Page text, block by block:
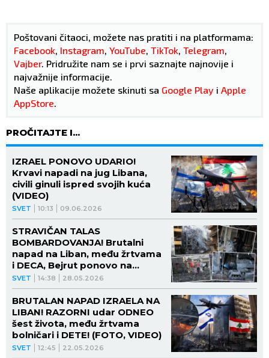
Poštovani čitaoci, možete nas pratiti i na platformama:
Facebook Instagram YouTube TikTok Telegram
Vajber. Pridružite nam se i prvi saznajte najnovije i
najvažnije informacije.
Naše aplikacije možete skinuti sa Google Play i Apple
AppStore
PROČITAJTE I...
SVET 10:13 09.06.2026
IZRAEL PONOVO UDARIO!
Krvavi napadi na jug Libana,
civili ginuli ispred svojih kuća
(VIDEO)
SVET 14:38 28.05.2026
STRAVIČAN TALAS
BOMBARDOVANJA! Brutalni
napad na Liban, među žrtvama
i DECA, Bejrut ponovo na
UDARU! (FOTO)
SVET 12:45 22.05.2026
BRUTALAN NAPAD IZRAELA NA
LIBAN! RAZORNI udar ODNEO
šest života, među žrtvama
bolničari i DETE! (FOTO, VIDEO)